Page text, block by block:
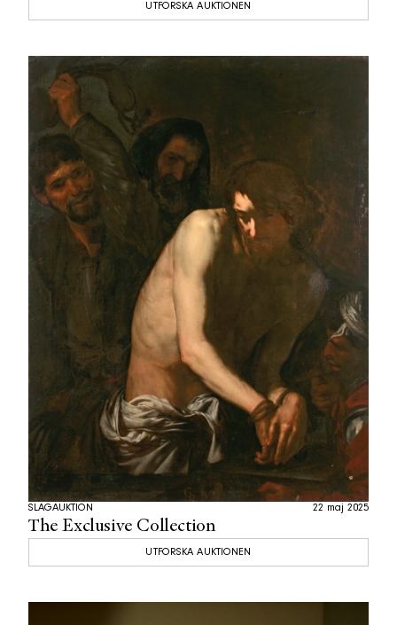
UTFORSKA AUKTIONEN
The Exclusive Collection
SLAGAUKTION 22 maj 2025
UTFORSKA AUKTIONEN